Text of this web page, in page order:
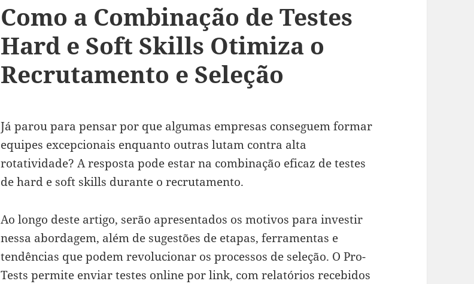
Como a Combinação de Testes
Hard e Soft Skills Otimiza o
Recrutamento e Seleção
Já parou para pensar por que algumas empresas conseguem formar
equipes excepcionais enquanto outras lutam contra alta
rotatividade? A resposta pode estar na combinação eficaz de testes
de hard e soft skills durante o recrutamento.
Ao longo deste artigo, serão apresentados os motivos para investir
nessa abordagem, além de sugestões de etapas, ferramentas e
tendências que podem revolucionar os processos de seleção. O Pro-
Tests permite enviar testes online por link, com relatórios recebidos